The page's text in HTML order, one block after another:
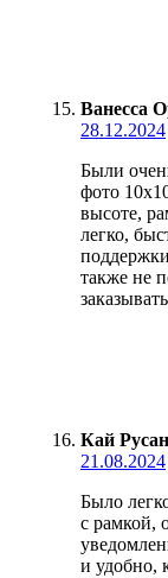
Ванесса
28.12.2024
Были
фото
высоте,
легко,
также не
Кай
21.08.2024
Было
с рамкой,
и удобно,